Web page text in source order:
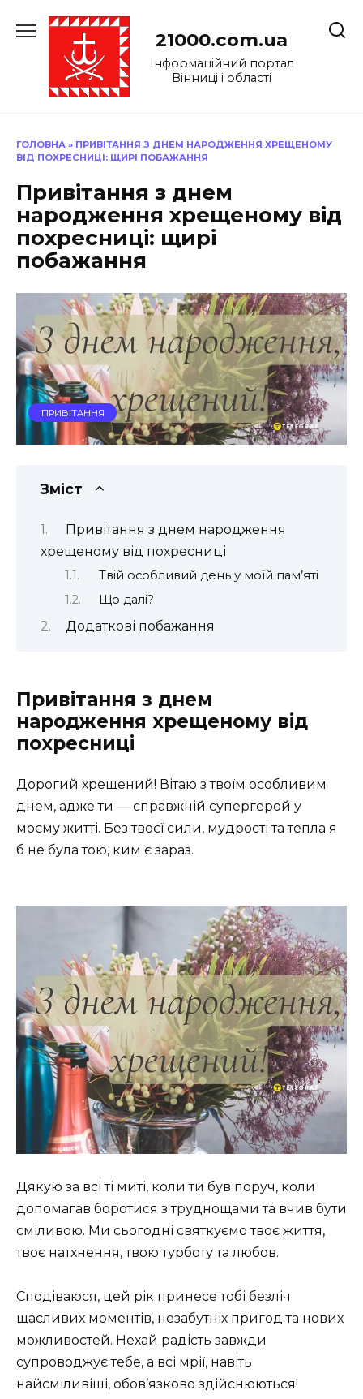
до
21000.com.ua
Інформаційний портал
Вінниці і області
ГОЛОВНА » ПРИВІТАННЯ З ДНЕМ НАРОДЖЕННЯ ХРЕЩЕНОМУ
ВІД ПОХРЕСНИЦІ: ЩИРІ ПОБАЖАННЯ
Привітання з днем
народження хрещеному від
похресниці: щирі
побажання
ПРИВІТАННЯ
Зміст
Привітання з днем народження
хрещеному від похресниці
Твій особливий день у моїй пам’яті
Що далі?
Додаткові побажання
Привітання з днем
народження хрещеному від
похресниці
Дорогий хрещений! Вітаю з твоїм особливим
днем, адже ти — справжній супергерой у
моєму житті. Без твоєї сили, мудрості та тепла я
б не була тою, ким є зараз.
Дякую за всі ті миті, коли ти був поруч, коли
допомагав боротися з труднощами та вчив бути
сміливою. Ми сьогодні святкуємо твоє життя,
твоє натхнення, твою турботу та любов.
Сподіваюся, цей рік принесе тобі безліч
щасливих моментів, незабутніх пригод та нових
можливостей. Нехай радість завжди
супроводжує тебе, а всі мрії, навіть
найсміливіші, обов’язково здійснюються!